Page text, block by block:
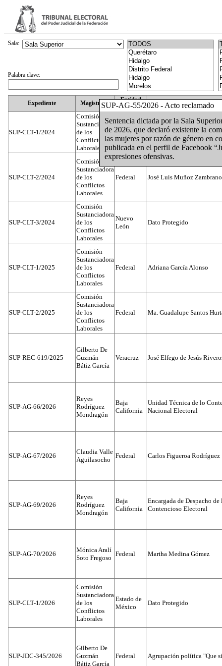
SUP-AG-55/2026 - Acto reclamado
Sentencia dictada por la Sala
de 2026, que declaró existente la
las mujeres por razón de género en
publicada en el perfil de Facebook
expresiones ofensivas.
Expediente Magistrado
Entidad
Federativa
SUP-CLT-1/2024
Comisión
Sustanciadora
de los
Conflictos
Laborales
Federal Juan José Serrato Velasco
SUP-CLT-2/2024
Comisión
Sustanciadora
de los
Conflictos
Laborales
Federal José Luis Muñoz Zambrano
SUP-CLT-3/2024
Comisión
Sustanciadora
de los
Conflictos
Laborales
Nuevo
León
Dato Protegido
SUP-CLT-1/2025
Comisión
Sustanciadora
de los
Conflictos
Laborales
Federal Adriana García Alonso
SUP-CLT-2/2025
Comisión
Sustanciadora
de los
Conflictos
Laborales
Federal Ma. Guadalupe Santos
SUP-REC-619/2025
Gilberto De
Guzmán
Bátiz García
Veracruz José Elfego de Jesús
SUP-AG-66/2026
Reyes
Rodríguez
Mondragón
Baja
California
Unidad Técnica de lo
Nacional Electoral
SUP-AG-67/2026
Claudia Valle
Aguilasocho
Federal Carlos Figueroa Rodríguez
SUP-AG-69/2026
Reyes
Rodríguez
Mondragón
Baja
California
Encargada de Despacho
Contencioso Electoral
SUP-AG-70/2026
Mónica Aralí
Soto Fregoso
Federal Martha Medina Gómez
SUP-CLT-1/2026
Comisión
Sustanciadora
de los
Conflictos
Laborales
Estado de
México
Dato Protegido
SUP-JDC-345/2026
Gilberto De
Guzmán
Bátiz García
Federal Agrupación política "Que
Sala:
Palabra clave: